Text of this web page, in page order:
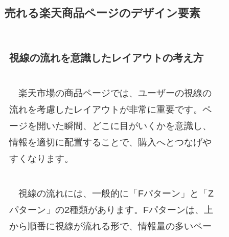
売れる楽天商品ページのデザイン要素
視線の流れを意識したレイアウトの考え方
楽天市場の商品ページでは、ユーザーの視線の
流れを考慮したレイアウトが非常に重要です。ペ
ージを開いた瞬間、どこに目がいくかを意識し、
情報を適切に配置することで、購入へとつなげや
すくなります。
視線の流れには、一般的に「Fパターン」と「Z
パターン」の2種類があります。Fパターンは、上
から順番に視線が流れる形で、情報量の多いペー